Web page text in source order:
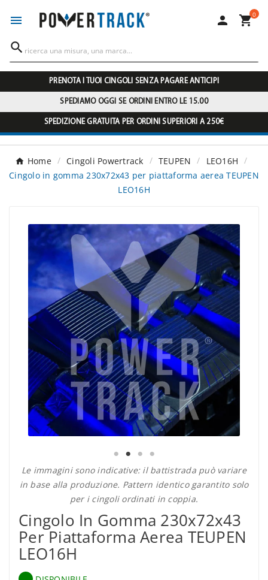
  0

PRENOTA I TUOI CINGOLI SENZA PAGARE ANTICIPI
SPEDIAMO OGGI SE ORDINI ENTRO LE 15.00
SPEDIZIONE GRATUITA PER ORDINI SUPERIORI A 250€
Home Cingoli Powertrack TEUPEN
LEO16H
Cingolo in gomma 230x72x43 per piattaforma aerea TEUPEN
LEO16H
Le immagini sono indicative: il battistrada può variare
in base alla produzione. Pattern identico garantito solo
per i cingoli ordinati in coppia.
Cingolo In Gomma 230x72x43
Per Piattaforma Aerea TEUPEN
LEO16H